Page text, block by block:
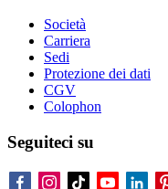
Società
Carriera
Sedi
Protezione dei dati
CGV
Colophon
Seguiteci su